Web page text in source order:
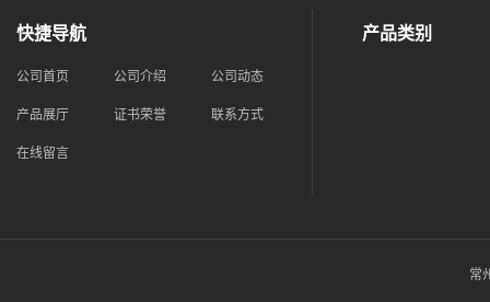
快捷导航
公司首页 公司介绍 公司动态
产品展厅 证书荣誉 联系方式
在线留言
产品类别
常